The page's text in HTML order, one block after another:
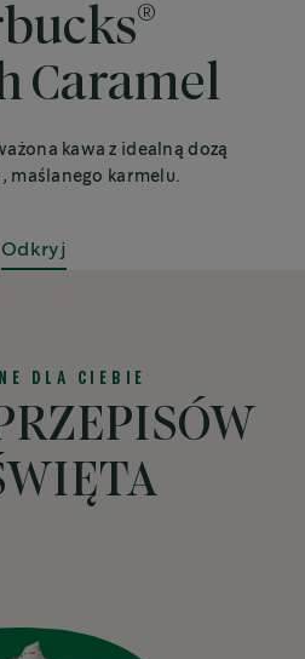
®
Caramel
kawa z idealną dozą
maślanego karmelu.
Odkryj
DLA CIEBIE